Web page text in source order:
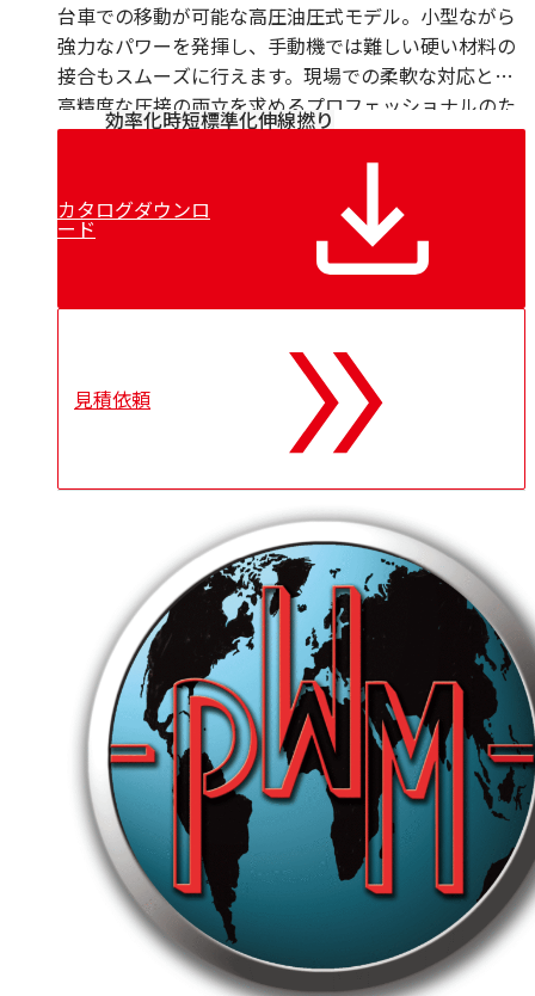
Mobac
CERSA-MCI
Lian
台車での移動が可能な高圧油圧式モデル。小型ながら
強力なパワーを発揮し、手動機では難しい硬い材料の
接合もスムーズに行えます。現場での柔軟な対応と、
高精度な圧接の両立を求めるプロフェッショナルのた
めの、高性能かつ機動力に優れたポータブルツールで
効率化時短標準化伸線撚り
カタログダウンロ
ード
見積依頼